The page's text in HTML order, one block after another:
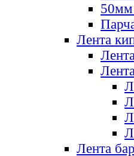
50мм
Лента
Лента